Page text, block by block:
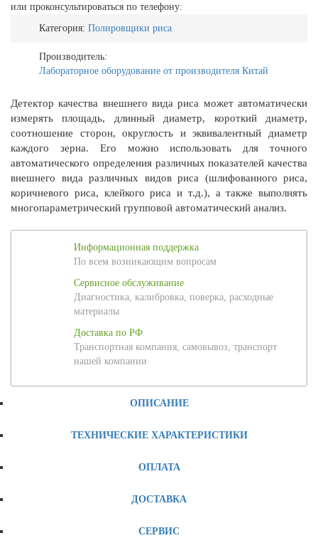
или проконсультироваться по телефону:
Категория: Полировщики риса
Производитель:
Лабораторное оборудование от производителя Китай
Детектор качества внешнего вида риса может автоматически
измерять площадь, длинный диаметр, короткий диаметр,
соотношение сторон, округлость и эквивалентный диаметр
каждого зерна. Его можно использовать для точного
автоматического определения различных показателей качества
внешнего вида различных видов риса (шлифованного риса,
коричневого риса, клейкого риса и т.д.), а также выполнять
многопараметрический групповой автоматический анализ.
Информационная поддержка
По всем возникающим вопросам
Сервисное обслуживание
Диагностика, калибровка, поверка, расходные
материалы
Доставка по РФ
Транспортная компания, самовывоз, транспорт
нашей компании
ОПИСАНИЕ
ТЕХНИЧЕСКИЕ ХАРАКТЕРИСТИКИ
ОПЛАТА
ДОСТАВКА
СЕРВИС